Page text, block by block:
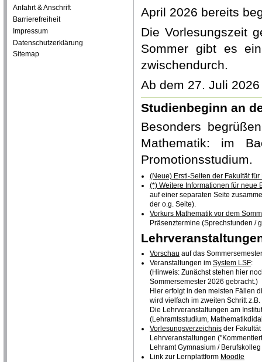
Anfahrt & Anschrift
Barrierefreiheit
Impressum
Datenschutzerklärung
Sitemap
April 2026 bereits
Die Vorlesungszeit
Sommer gibt es
zwischendurch.
Ab dem 27. Juli
Studienbeginn an
Besonders
Mathematik: im
Promotionsstudium.
(Neue) Ersti-Seiten der Fakultät für
(*) Weitere Informationen für neue
auf einer separaten Seite
der o.g. Seite).
Vorkurs Mathematik vor dem
Präsenztermine (Sprechstunden /
Vorschau auf das
Veranstaltungen im System LSF:
(Hinweis: Zunächst stehen hier
Sommersemester 2026 gebracht.)
Hier erfolgt in den meisten Fällen
wird vielfach im zweiten Schritt
Die Lehrveranstaltungen am
(Lehramtsstudium,
Vorlesungsverzeichnisder Fakultät
Lehrveranstaltungen
Lehramt Gymnasium /
Link zur Lernplattform Moodle